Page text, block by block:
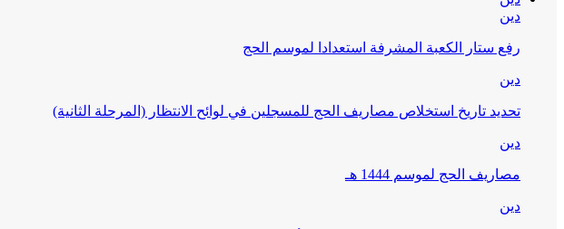
دين
رفع ستار الكعبة المشرفة استعدادا لموسم الحج
دين
تحديد تاريخ استخلاص مصاريف الحج للمسجلين في لوائح الانتظار (المرحلة الثانية)
دين
مصاريف الحج لموسم 1444 هـ
دين